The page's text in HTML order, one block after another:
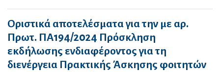
Οριστικά αποτελέσματα για την με αρ.
Πρωτ. ΠΑ194/2024 Πρόσκληση
εκδήλωσης ενδιαφέροντος για τη
διενέργεια Πρακτικής Άσκησης φοιτητών